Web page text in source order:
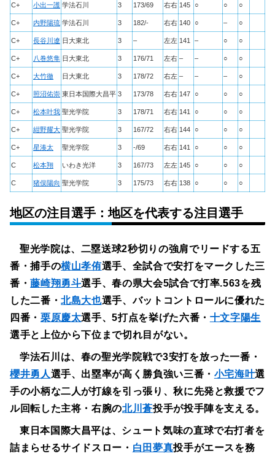
C+ 小出一護 学法石川 3 173/69 右右 145 ○ ○ ○
C+ 内野陽琉 学法石川 3 182/- 右右 140 ○ – ○
C+ 長谷川遼 日大東北 3 – 左左 141 – ○ ○
C+ 八巻悠隼 日大東北 3 176/71 左右 – – ○ ○
C+ 大竹徹 日大東北 3 178/72 右左 – – – ○
C+ 照沼佑崇 東日本国際大昌平 3 173/78 右右 147 ○ ○ ○
C+ 松本叶我 聖光学院 3 178/71 右右 141 ○ ○ ○
C+ 紺野耀大 聖光学院 3 167/72 右右 144 ○ ○ ○
C+ 星湊太 聖光学院 3 -/69 右右 141 ○ ○ ○
C 松本翔 いわき光洋 3 167/73 左左 145 ○ ○ ○
C 猪俣陽向 聖光学院 3 175/73 右右 138 ○ ○ ○
地区の注目選手：地区を代表する注目選手
聖光学院は、二塁送球2秒切りの強肩でリードする五
番・捕手の横山孝侑選手、全試合で安打をマークした三
番・藤崎翔勇斗選手、春の県大会5試合で打率.563を残
した二番・北島大也選手、バットコントロールに優れた
四番・ 栗原慶太選手、5打点を挙げた六番・ 十文字陽生
選手と上位から下位まで切れ目がない。
学法石川は、春の聖光学院戦で3安打を放った一番・
櫻井勇人選手、出塁率が高く勝負強い三番・ 小宅海叶選
手の小柄な二人が打線を引っ張り、秋に先発と救援でフ
ル回転した主将・右腕の北川蒼投手が投手陣を支える。
東日本国際大昌平は、シュート気味の直球で右打者を
詰まらせるサイドスロー・ 白田夢真投手がエースを務